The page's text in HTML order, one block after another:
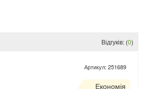
Відгуків: (0)
Артикул: 251689
Економія